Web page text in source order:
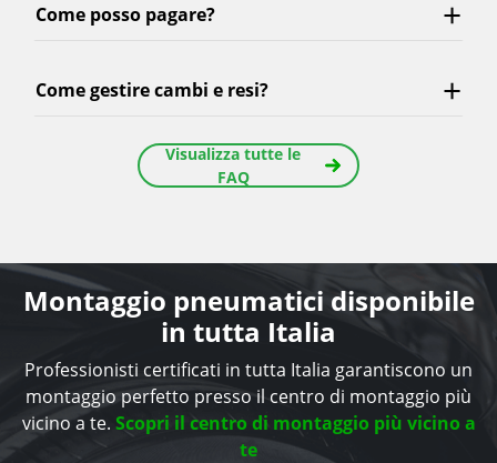
Come posso pagare?
Come gestire cambi e resi?
Visualizza tutte le
FAQ
Montaggio pneumatici disponibile
in tutta Italia
Professionisti certificati in tutta Italia garantiscono un
montaggio perfetto presso il centro di montaggio più
vicino a te. Scopri il centro di montaggio più vicino a
te